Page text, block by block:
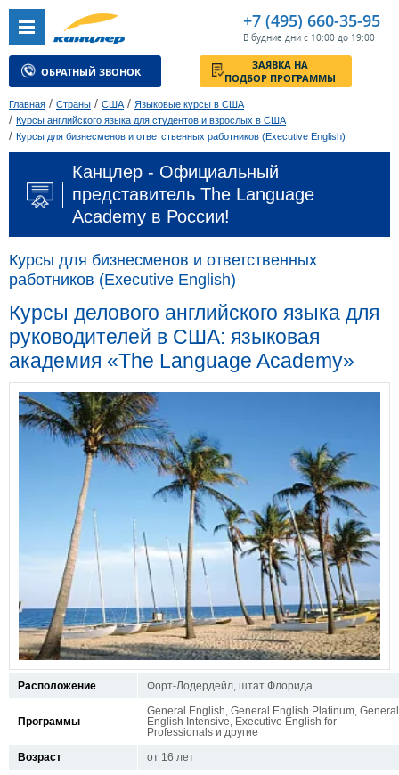
+7 (495) 660-35-95
В будние дни с 10:00 до 19:00
ОБРАТНЫЙ ЗВОНОК
ЗАЯВКА НА
ПОДБОР ПРОГРАММЫ
Главная / Страны / США / Языковые курсы в США
/ Курсы английского языка для студентов и взрослых в США
/ Курсы для бизнесменов и ответственных работников (Executive English)
Канцлер - Официальный
представитель The Language
Academy в России!
Курсы для бизнесменов и ответственных
работников (Executive English)
Курсы делового английского языка для
руководителей в США: языковая
академия «The Language Academy»
Расположение Форт-Лодердейл, штат Флорида
Программы
General English, General English Platinum, General
English Intensive, Executive English for
Professionals и другие
Возраст
от 16 лет